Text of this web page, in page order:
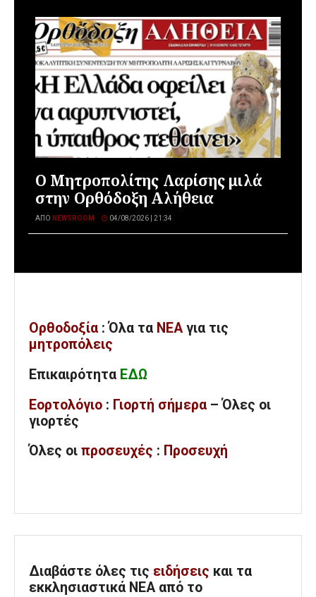
Ο Μητροπολίτης Λαρίσης μιλά
στην Ορθόδοξη Αλήθεια
ΑΠΌ NEWSROOM 04/08/2026 | 21:34
Ορθοδοξία : Όλα τα ΝΕΑ για τις
μητροπόλεις
Επικαιρότητα ΕΔΩ
Εορτολόγιο : Γιορτή σήμερα – Όλες οι
γιορτές
Όλες οι προσευχές : Προσευχή
Διαβάστε όλες τις ειδήσεις και τα
εκκλησιαστικά ΝΕΑ από το